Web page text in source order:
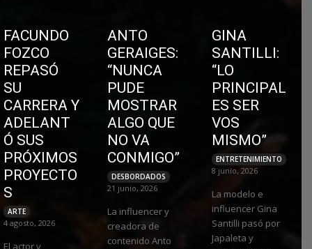
FACUNDO
FOZCO
REPASÓ
SU
CARRERA Y
ADELANT
Ó SUS
PRÓXIMOS
PROYECTO
S
ARTE
4 agosto, 2026
ANTO
GERAIGES:
“NUNCA
PUDE
MOSTRAR
ALGO QUE
NO VA
CONMIGO”
DESBORDADOS
21 junio, 2026
La influencer y
creadora de
contenido Anto
GINA
SANTILLI:
“LO
PRINCIPAL
ES SER
VOS
MISMO”
ENTRETENIMIENTO
8 junio, 2026
La modelo e
influencer Gina
Santilli pasó por
Japaleta y